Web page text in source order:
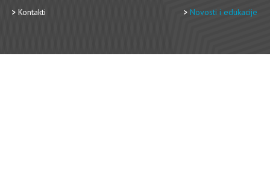
Kontakti
Novosti i edukacije